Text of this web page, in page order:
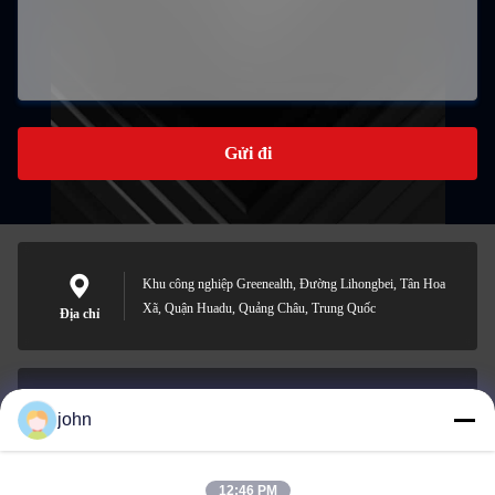
Gửi đi
Địa chỉ
Khu công nghiệp Greenealth, Đường Lihongbei, Tân Hoa
Xã, Quận Huadu, Quảng Châu, Trung Quốc
john
12:46 PM